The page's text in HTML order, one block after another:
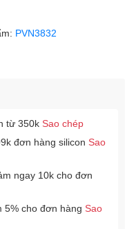
PVN3832
từ 350k Sao chép
đơn hàng silicon Sao
ngay 10k cho đơn
5% cho đơn hàng Sao